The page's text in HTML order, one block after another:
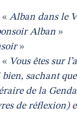
Alban dans le
Alban »
»
Vous êtes sur
bien, sachant
de la
de réflexion)